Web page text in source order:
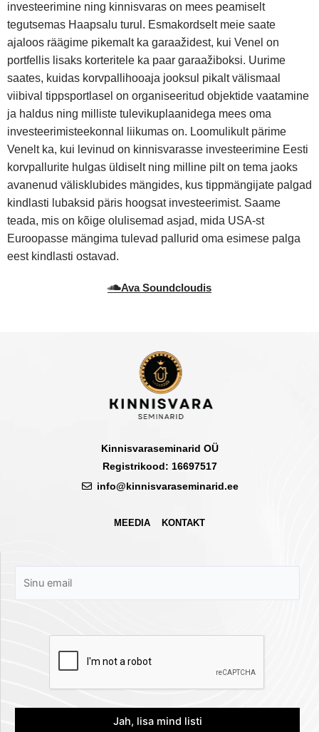
investeerimine ning kinnisvaras on mees peamiselt
tegutsemas Haapsalu turul. Esmakordselt meie saate
ajaloos räägime pikemalt ka garaažidest, kui Venel on
portfellis lisaks korteritele ka paar garaažiboksi. Uurime
saates, kuidas korvpallihooaja jooksul pikalt välismaal
viibival tippsportlasel on organiseeritud objektide vaatamine
ja haldus ning milliste tulevikuplaanidega mees oma
investeerimisteekonnal liikumas on. Loomulikult pärime
Venelt ka, kui levinud on kinnisvarasse investeerimine Eesti
korvpallurite hulgas üldiselt ning milline pilt on tema jaoks
avanenud välisklubides mängides, kus tippmängijate palgad
kindlasti lubaksid päris hoogsat investeerimist. Saame
teada, mis on kõige olulisemad asjad, mida USA-st
Euroopasse mängima tulevad pallurid oma esimese palga
eest kindlasti ostavad.
Ava Soundcloudis
Kinnisvaraseminarid OÜ
Registrikood: 16697517
info@kinnisvaraseminarid.ee
MEEDIA KONTAKT